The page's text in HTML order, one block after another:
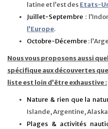
latine et l’est des Etats-
Juillet-Septembre :
l’Europe.
Octobre-Décembre :
Nous vous proposons aussi
spécifique aux découvertes
liste est loin d’être exhaustive :
Nature & rien que la
Islande, Argentine,
Plages & activités